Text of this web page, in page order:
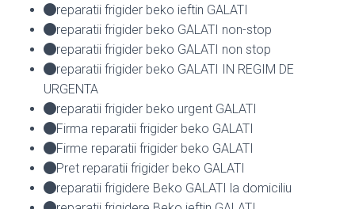
reparatii frigider beko ieftin GALATI
reparatii frigider beko GALATI non-stop
reparatii frigider beko GALATI non stop
reparatii frigider beko GALATI IN REGIM DE
URGENTA
reparatii frigider beko urgent GALATI
Firma reparatii frigider beko GALATI
Firme reparatii frigider beko GALATI
Pret reparatii frigider beko GALATI
reparatii frigidere Beko GALATI la domiciliu